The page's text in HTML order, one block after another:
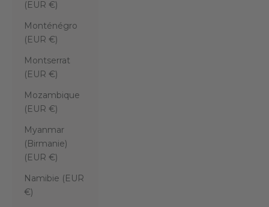
(EUR €)
Monténégro
(EUR €)
Montserrat
(EUR €)
Mozambique
(EUR €)
Myanmar
(Birmanie)
(EUR €)
Namibie (EUR
€)